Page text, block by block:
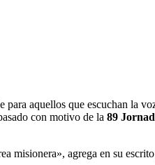
aquellos que escuchan la
con motivo de la 89
agrega en su